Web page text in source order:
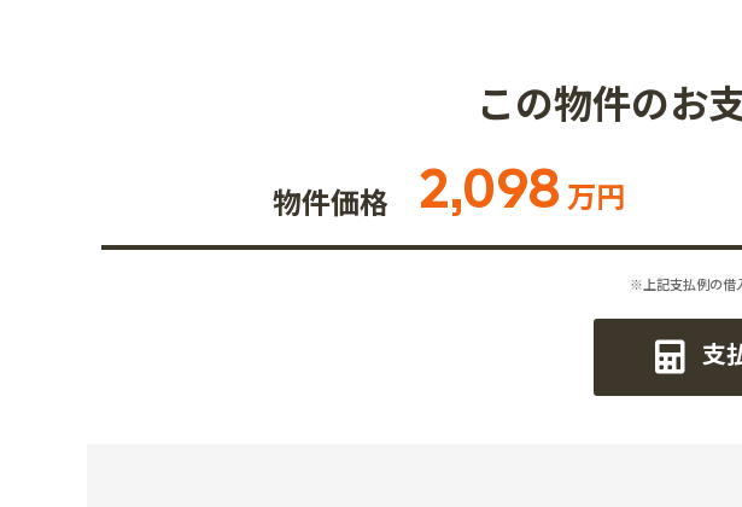
この物件のお
物件価格 2,098 万円
※上記支払例の借
支